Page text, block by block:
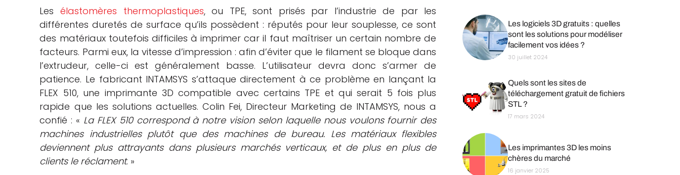
Les élastomères thermoplastiques, ou TPE, sont prisés par l’industrie de par les
différentes duretés de surface qu’ils possèdent : réputés pour leur souplesse, ce sont
des matériaux toutefois difficiles à imprimer car il faut maîtriser un certain nombre de
facteurs. Parmi eux, la vitesse d’impression : afin d’éviter que le filament se bloque dans
l’extrudeur, celle-ci est généralement basse. L’utilisateur devra donc s’armer de
patience. Le fabricant INTAMSYS s’attaque directement à ce problème en lançant la
FLEX 510, une imprimante 3D compatible avec certains TPE et qui serait 5 fois plus
rapide que les solutions actuelles. Colin Fei, Directeur Marketing de INTAMSYS, nous a
confié : « La FLEX 510 correspond à notre vision selon laquelle nous voulons fournir des
machines industrielles plutôt que des machines de bureau. Les matériaux flexibles
deviennent plus attrayants dans plusieurs marchés verticaux, et de plus en plus de
clients le réclament. »
Les logiciels 3D gratuits : quelles
sont les solutions pour modéliser
facilement vos idées ?
30 juillet 2024
Quels sont les sites de
téléchargement gratuit de fichiers
STL ?
17 mars 2024
Les imprimantes 3D les moins
chères du marché
16 janvier 2025